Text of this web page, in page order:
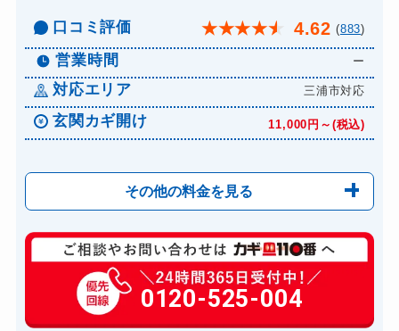
ドアノブカギ作成
ドアノブカギ交換 11,000円～(税込)
口コミ評価 ★★★★★ 4.62 (883)
営業時間 ー
対応エリア 三浦市対応
玄関カギ開け 11,000円～(税込)
その他の料金を見る
玄関カギ修理 6,600円～(税込)
玄関カギ作成 14,300円～(税込)
玄関カギ交換 14,300円～(税込)
0120-525-004